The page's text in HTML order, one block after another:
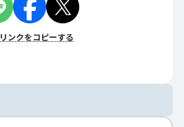
リンクをコピーする